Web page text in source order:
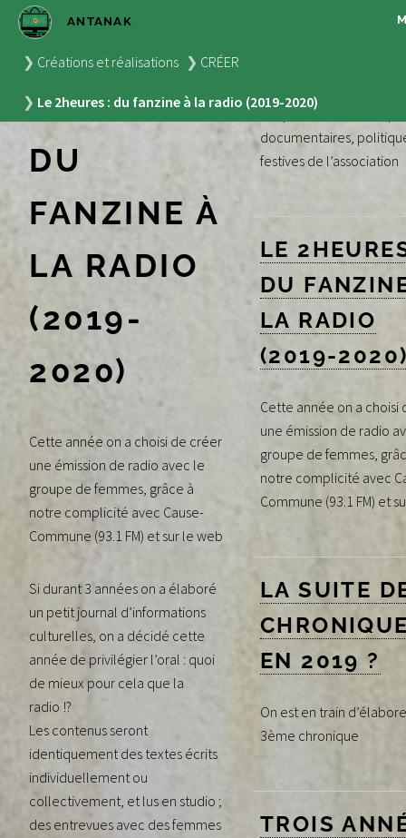
ANTANAK
Créations et réalisations CRÉER
Le 2heures : du fanzine à la radio (2019-2020)
LE
2HEURES :
DU
FANZINE À
LA RADIO
(2019-
2020)
Cette année on a choisi de créer
une émission de radio avec le
groupe de femmes, grâce à
notre complicité avec Cause-
Commune (93.1 FM) et sur le web
Si durant 3 années on a élaboré
un petit journal d’informations
culturelles, on a décidé cette
année de privilégier l’oral : quoi
de mieux pour cela que la
radio !?
Les contenus seront
identiquement des textes écrits
individuellement ou
collectivement, et lus en studio ;
des entrevues avec des femmes
Les productions
documentaires,
festives de l’association
LE
DU
LA RADIO
(2019-
Cette année on a choisi
une émission de radio
groupe de femmes,
notre complicité avec
Commune (93.1 FM) et
LA SUITE
EN 2019 ?
On est en train
3ème chronique
TROIS